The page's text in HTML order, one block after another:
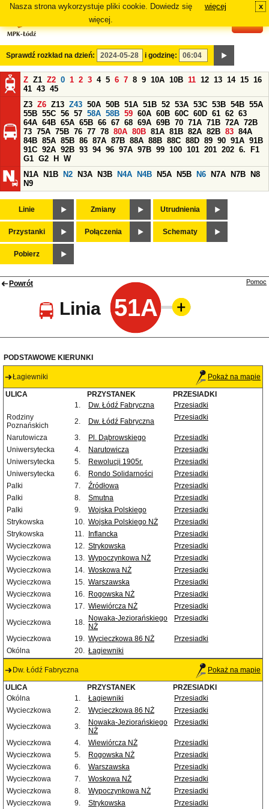
Nasza strona wykorzystuje pliki cookie. Dowiedz się
więcej.
więcej x
Sprawdź rozkład na dzień: i godzinę:
Z Z1 Z2 0 1 2 3 4 5 6 7 8 9 10A 10B 11 12 13 14 15 16
41 43 45
Z3 Z6 Z13 Z43 50A 50B 51A 51B 52 53A 53C 53B 54B 55A
55B 55C 56 57 58A 58B 59 60A 60B 60C 60D 61 62 63
64A 64B 65A 65B 66 67 68 69A 69B 70 71A 71B 72A 72B
73 75A 75B 76 77 78 80A 80B 81A 81B 82A 82B 83 84A
84B 85A 85B 86 87A 87B 88A 88B 88C 88D 89 90 91A 91B
91C 92A 92B 93 94 96 97A 97B 99 100 101 201 202 6.
F1
G1 G2 H
W
N1A
N1B N2 N3A N3B N4A N4B N5A N5B N6 N7A N7B
N8
N9
Linie Zmiany Utrudnienia
Przystanki Połączenia Schematy
Pobierz
Powrót
Linia 51A
Pomoc
PODSTAWOWE KIERUNKI
Łagiewniki Pokaż na mapie
ULICA PRZYSTANEK
PRZESIADKI
1.
Dw. Łódź Fabryczna
Przesiadki
Rodziny
Poznańskich
2. Dw. Łódź Fabryczna Przesiadki
Narutowicza 3. Pl. Dąbrowskiego
Przesiadki
Uniwersytecka
4. Narutowicza
Przesiadki
Uniwersytecka
5. Rewolucji 1905r.
Przesiadki
Uniwersytecka
6. Rondo Solidarności
Przesiadki
Palki
7. Źródłowa
Przesiadki
Palki
8. Smutna
Przesiadki
Palki
9. Wojska Polskiego
Przesiadki
Strykowska
10. Wojska Polskiego NŻ
Przesiadki
Strykowska
11. Inflancka
Przesiadki
Wycieczkowa
12. Strykowska
Przesiadki
Wycieczkowa
13. Wypoczynkowa NŻ
Przesiadki
Wycieczkowa
14. Woskowa NŻ
Przesiadki
Wycieczkowa
15. Warszawska
Przesiadki
Wycieczkowa
16. Rogowska NŻ
Przesiadki
Wycieczkowa
17. Wiewiórcza NŻ
Przesiadki
Wycieczkowa
18. Nowaka-Jeziorańskiego
NŻ
Przesiadki
Wycieczkowa 19. Wycieczkowa 86 NŻ
Przesiadki
Okólna
20. Łagiewniki
Dw. Łódź Fabryczna Pokaż na mapie
ULICA PRZYSTANEK
PRZESIADKI
Okólna
1. Łagiewniki
Przesiadki
Wycieczkowa
2. Wycieczkowa 86 NŻ
Przesiadki
Wycieczkowa
3.
Nowaka-Jeziorańskiego
NŻ
Przesiadki
Wycieczkowa 4. Wiewiórcza NŻ
Przesiadki
Wycieczkowa
5. Rogowska NŻ
Przesiadki
Wycieczkowa
6. Warszawska
Przesiadki
Wycieczkowa
7. Woskowa NŻ
Przesiadki
Wycieczkowa
8. Wypoczynkowa NŻ
Przesiadki
Wycieczkowa
9. Strykowska Przesiadki